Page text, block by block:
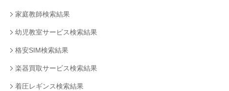
家庭教師検索結果
幼児教室サービス検索結果
格安SIM検索結果
楽器買取サービス検索結果
着圧レギンス検索結果